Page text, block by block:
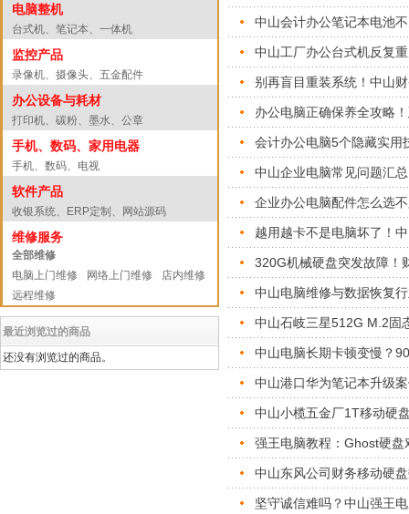
电脑整机
台式机、笔记本、一体机
监控产品
录像机、摄像头、五金配件
办公设备与耗材
打印机、碳粉、墨水、公章
手机、数码、家用电器
手机、数码、电视
软件产品
收银系统、ERP定制、网站源码
维修服务
全部维修
电脑上门维修
网络上门维修
店内维修
远程维修
最近浏览过的商品
还没有浏览过的商品。
中山会计办公笔记本电池
中山工厂办公台式机反复
别再盲目重装系统！中山
办公电脑正确保养全攻略
会计办公电脑5个隐藏实用
中山企业电脑常见问题汇
企业办公电脑配件怎么选
越用越卡不是电脑坏了！
320G机械硬盘突发故障！
中山电脑维修与数据恢复
中山石岐三星512G M.2固
中山电脑长期卡顿变慢？
中山港口华为笔记本升级
中山小榄五金厂1T移动硬
强王电脑教程：Ghost硬
中山东风公司财务移动硬
坚守诚信难吗？中山强王